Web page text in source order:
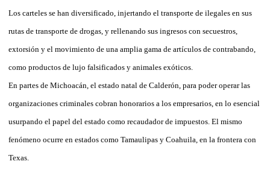
Los carteles se han diversificado, injertando el transporte de ilegales en sus
rutas de transporte de drogas, y rellenando sus ingresos con secuestros,
extorsión y el movimiento de una amplia gama de artículos de contrabando,
como productos de lujo falsificados y animales exóticos.
En partes de Michoacán, el estado natal de Calderón, para poder operar las
organizaciones criminales cobran honorarios a los empresarios, en lo esencial
usurpando el papel del estado como recaudador de impuestos. El mismo
fenómeno ocurre en estados como Tamaulipas y Coahuila, en la frontera con
Texas.